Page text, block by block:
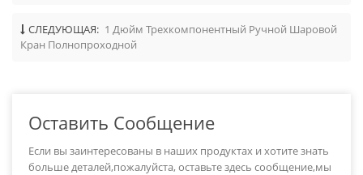
СЛЕДУЮЩАЯ: 1 Дюйм Трехкомпонентный Ручной Шаровой
Кран Полнопроходной
Оставить Сообщение
Если вы заинтересованы в наших продуктах и хотите знать
больше деталей,пожалуйста, оставьте здесь сообщение,мы